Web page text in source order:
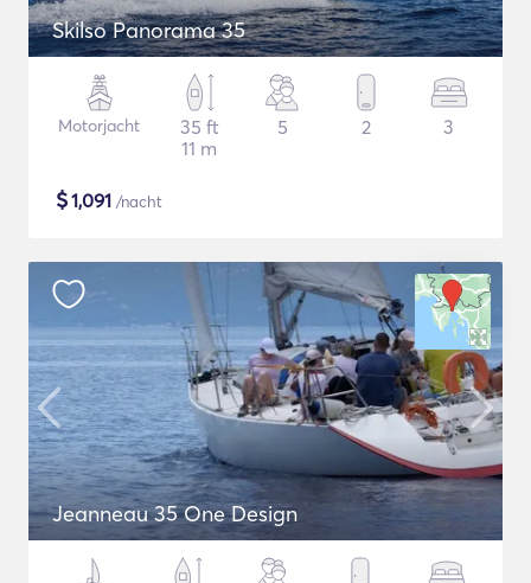
Skilso Panorama 35
Motorjacht
35 ft
11 m
5 2 3
$1,091 /nacht
Jeanneau 35 One Design